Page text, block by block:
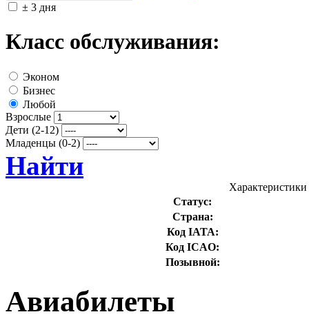
± 3 дня
Класс обслуживания:
Эконом
Бизнес
Любой
Взрослые
Дети (2-12)
Младенцы (0-2)
Найти
Статус:
Страна:
Код IATA:
Код ICAO:
Позывной:
Авиабилеты